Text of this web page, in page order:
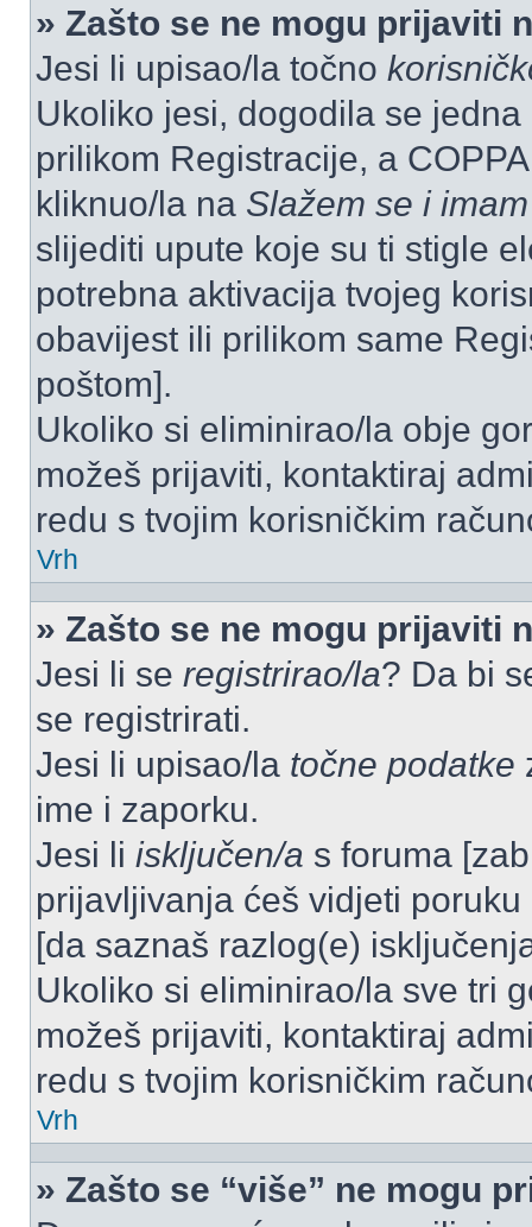
» Zašto se ne mogu prijaviti
Jesi li upisao/la točno
Ukoliko jesi, dogodila se
prilikom Registracije, a
kliknuo/la na Slažem se i
slijediti upute koje su ti stigle
potrebna aktivacija tvojeg
obavijest ili prilikom same
poštom].
Ukoliko si eliminirao/la obje
možeš prijaviti, kontaktiraj
redu s tvojim korisničkim
Vrh
» Zašto se ne mogu prijaviti
Jesi li se registrirao/la? Da bi
se registrirati.
Jesi li upisao/la točne podatke
ime i zaporku.
Jesi li isključen/a s foruma
prijavljivanja ćeš vidjeti
[da saznaš razlog(e)
Ukoliko si eliminirao/la sve tri
možeš prijaviti, kontaktiraj
redu s tvojim korisničkim
Vrh
» Zašto se “više” ne mogu